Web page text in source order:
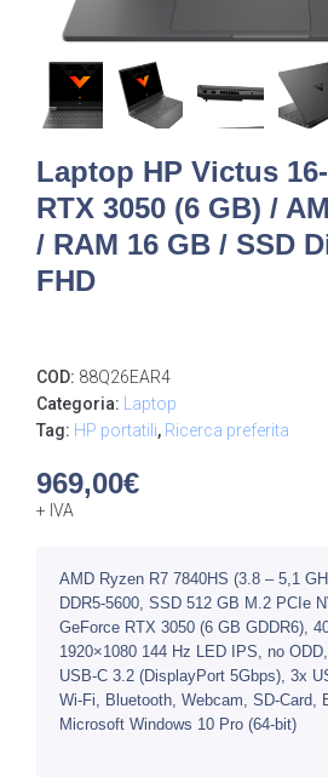
Laptop HP Victus
RTX 3050 (6 GB) /
/ RAM 16 GB / SSD
FHD
COD: 88Q26EAR4
Categoria:
Laptop
Tag: HP portatili, Ricerca preferita
969,00€
+ IVA
AMD Ryzen R7 7840HS (3.8 – 5,1
DDR5-5600, SSD 512 GB M.2 PCIe
GeForce RTX 3050 (6 GB GDDR6),
1920×1080 144 Hz LED IPS, no
USB-C 3.2 (DisplayPort 5Gbps), 3x
Wi-Fi, Bluetooth, Webcam, SD-Card,
Microsoft Windows 10 Pro (64-bit)